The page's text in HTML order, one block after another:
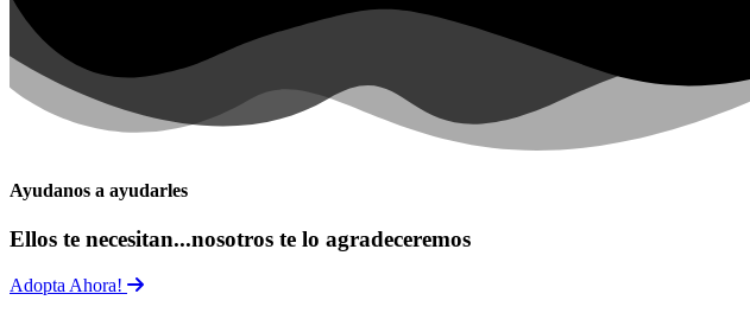
Ayudanos a ayudarles
Ellos te necesitan...nosotros te lo agradeceremos
Adopta Ahora!